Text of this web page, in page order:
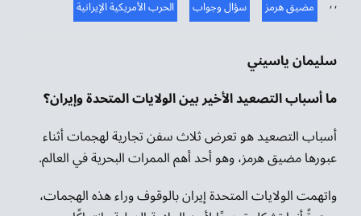
الحرب الأمريكية الإيرانية سؤال وجواب مضيق هرمز
سليمان ياسيني
ما أسباب التصعيد الأخير بين الولايات المتحدة وإيران؟
أسباب التصعيد هو تعرض ثلاث سفن تجارية لهجمات أثناء
عبورها مضيق هرمز، وهو أحد أهم الممرات البحرية في العالم.
واتهمت الولايات المتحدة إيران بالوقوف وراء هذه الهجمات،